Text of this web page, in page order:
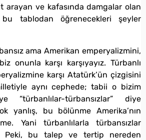
arayan ve kafasında damgalar olan
bu tablodan öğrenecekleri şeyler
ama Amerikan emperyalizmini,
onunla karşı karşıyayız. Türbanlı
karşı Atatürk’ün çizgisini
aynı cephede; tabii o bizim
“türbanlılar-türbansızlar” diye
yanlış, bu bölünme Amerika’nın
Yani türbanlılarla türbansızlar
Peki, bu talep ve tertip nereden